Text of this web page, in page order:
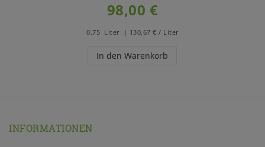
98,00 €
0.75 Liter | 130,67 € / Liter
In den Warenkorb
INFORMATIONEN